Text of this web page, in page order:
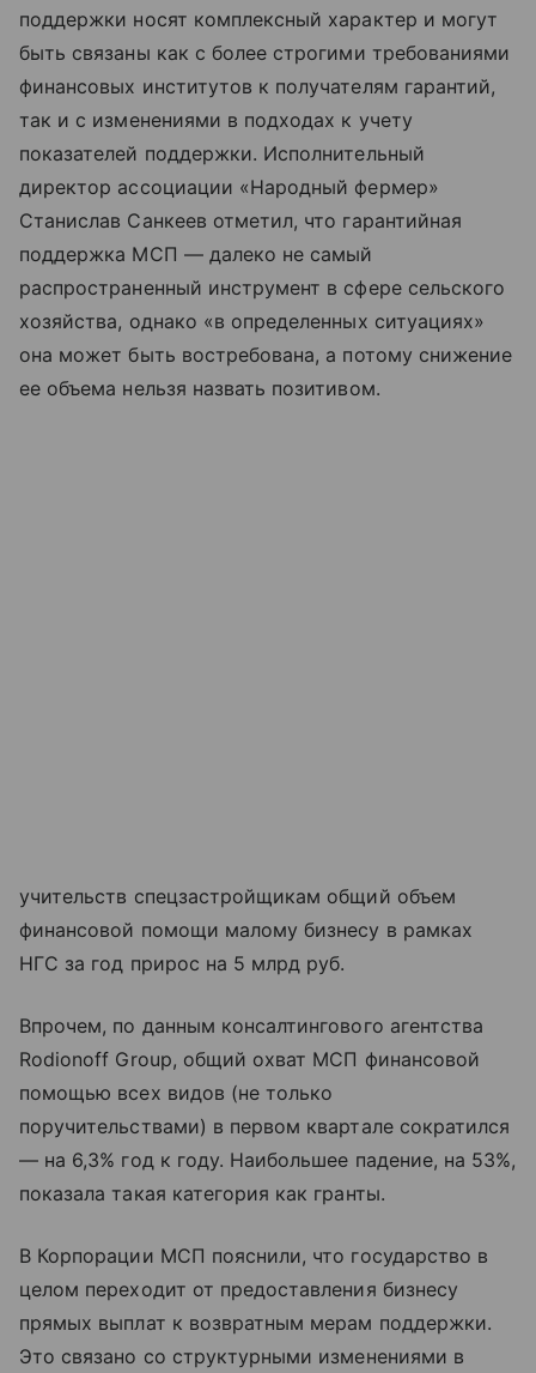
поддержки носят комплексный характер и могут
быть связаны как с более строгими требованиями
финансовых институтов к получателям гарантий,
так и с изменениями в подходах к учету
показателей поддержки. Исполнительный
директор ассоциации «Народный фермер»
Станислав Санкеев отметил, что гарантийная
поддержка МСП — далеко не самый
распространенный инструмент в сфере сельского
хозяйства, однако «в определенных ситуациях»
она может быть востребована, а потому снижение
ее объема нельзя назвать позитивом.
учительств спецзастройщикам общий объем
финансовой помощи малому бизнесу в рамках
НГС за год прирос на 5 млрд руб.
Впрочем, по данным консалтингового агентства
Rodionoff Group, общий охват МСП финансовой
помощью всех видов (не только
поручительствами) в первом квартале сократился
— на 6,3% год к году. Наибольшее падение, на 53%,
показала такая категория как гранты.
В Корпорации МСП пояснили, что государство в
целом переходит от предоставления бизнесу
прямых выплат к возвратным мерам поддержки.
Это связано со структурными изменениями в